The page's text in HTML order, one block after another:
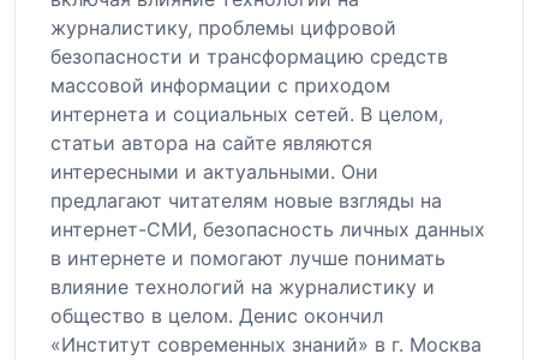
журналистику, проблемы цифровой
безопасности и трансформацию средств
массовой информации с приходом
интернета и социальных сетей. В целом,
статьи автора на сайте являются
интересными и актуальными. Они
предлагают читателям новые взгляды на
интернет-СМИ, безопасность личных данных
в интернете и помогают лучше понимать
влияние технологий на журналистику и
общество в целом. Денис окончил
«Институт современных знаний» в г. Москва